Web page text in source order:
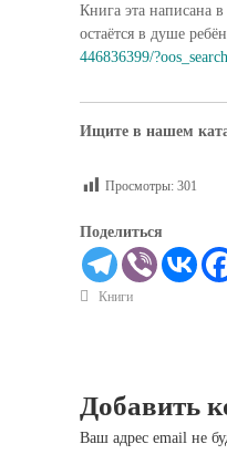
Книга эта написана
остаётся в душе
446836399/
Ищите в нашем
Просмотры: 301
Поделиться
Книги
Добавить
Ваш адрес email не